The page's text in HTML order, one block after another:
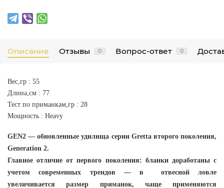
Описание Отзывы 0 Вопрос-ответ 0
Вес,гр : 55
Длина,см : 77
Тест по приманкам,гр : 28
Мощность : Heavy
GEN2 — обновленные удилища серии Gretta второго поколения,
Generation 2.
Главное отличие от первого поколения: бланки доработаны с
учетом современных трендов — в отвесной ловле
увеличивается размер приманок, чаще применяются